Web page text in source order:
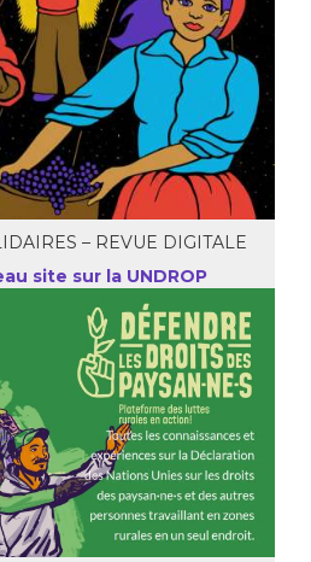
– REVUE DIGITALE
site sur la UNDROP